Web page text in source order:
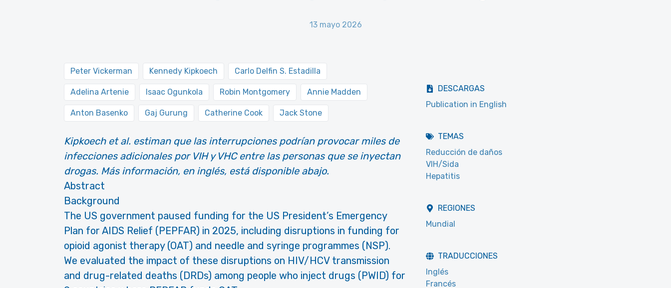
13 mayo 2026
Peter Vickerman Kennedy Kipkoech Carlo Delfin S. Estadilla
Adelina Artenie Isaac Ogunkola Robin Montgomery Annie Madden
Anton Basenko Gaj Gurung Catherine Cook Jack Stone
Kipkoech et al. estiman que las interrupciones podrían provocar miles de
infecciones adicionales por VIH y VHC entre las personas que se inyectan
drogas. Más información, en inglés, está disponible abajo.
Abstract
Background
The US government paused funding for the US President’s Emergency
Plan for AIDS Relief (PEPFAR) in 2025, including disruptions in funding for
opioid agonist therapy (OAT) and needle and syringe programmes (NSP).
We evaluated the impact of these disruptions on HIV/HCV transmission
and drug-related deaths (DRDs) among people who inject drugs (PWID) for
DESCARGAS
Publication in English
TEMAS
Reducción de daños
VIH/Sida
Hepatitis
REGIONES
Mundial
TRADUCCIONES
Inglés
Francés